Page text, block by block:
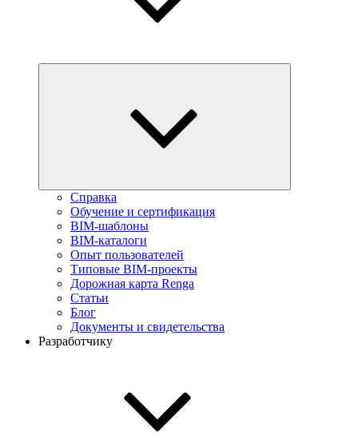
Справка
Обучение и сертификация
BIM-шаблоны
BIM-каталоги
Опыт пользователей
Типовые BIM-проекты
Дорожная карта Renga
Статьи
Блог
Документы и свидетельства
Разработчику